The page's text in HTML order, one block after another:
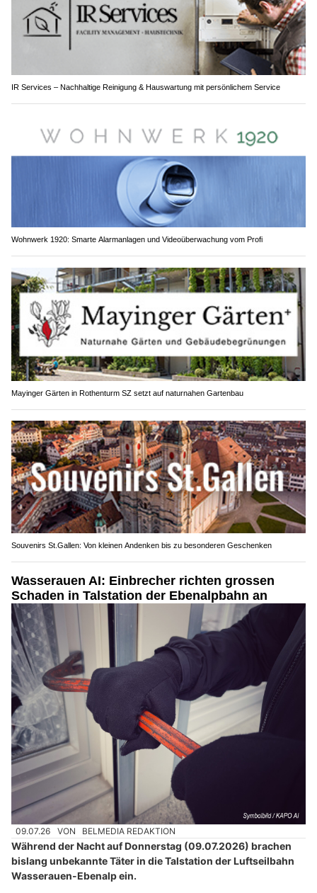
IR Services – Nachhaltige Reinigung & Hauswartung mit persönlichem Service
Wohnwerk 1920: Smarte Alarmanlagen und Videoüberwachung vom Profi
Mayinger Gärten in Rothenturm SZ setzt auf naturnahen Gartenbau
Souvenirs St.Gallen: Von kleinen Andenken bis zu besonderen Geschenken
Wasserauen AI: Einbrecher richten grossen
Schaden in Talstation der Ebenalpbahn an
09.07.26 VON BELMEDIA REDAKTION
Während der Nacht auf Donnerstag (09.07.2026) brachen
bislang unbekannte Täter in die Talstation der Luftseilbahn
Wasserauen-Ebenalp ein.